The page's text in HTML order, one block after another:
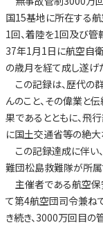
国15基地に所在する
1回、着陸を1回及び管
37年1月1日に航空自
の歳月を経て成し遂げ
この記録は、歴代の
んのこと、その偉業と
果であるとともに、飛
に国土交通省等の絶大
この記録達成に伴い
難団松島救難隊が所属
主催者である航空保
て第4航空団司令兼ね
き続き、3000万回目